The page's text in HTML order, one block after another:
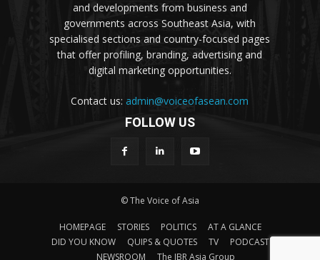
and developments from business and
governments across Southeast Asia, with
specialised sections and country-focused pages
that offer profiling, branding, advertising and
digital marketing opportunities.
Contact us:admin@voiceofasean.com
FOLLOW US
© The Voice of Asia
HOMEPAGE STORIES POLITICS
AT A GLANCE
DID YOU KNOW
QUIPS & QUOTES TV
PODCAST
NEWSROOM
The IBR Asia Group